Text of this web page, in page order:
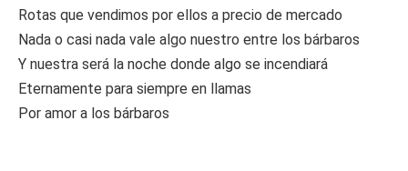
Rotas que vendimos por ellos a precio de mercado
Nada o casi nada vale algo nuestro entre los bárbaros
Y nuestra será la noche donde algo se incendiará
Eternamente para siempre en llamas
Por amor a los bárbaros